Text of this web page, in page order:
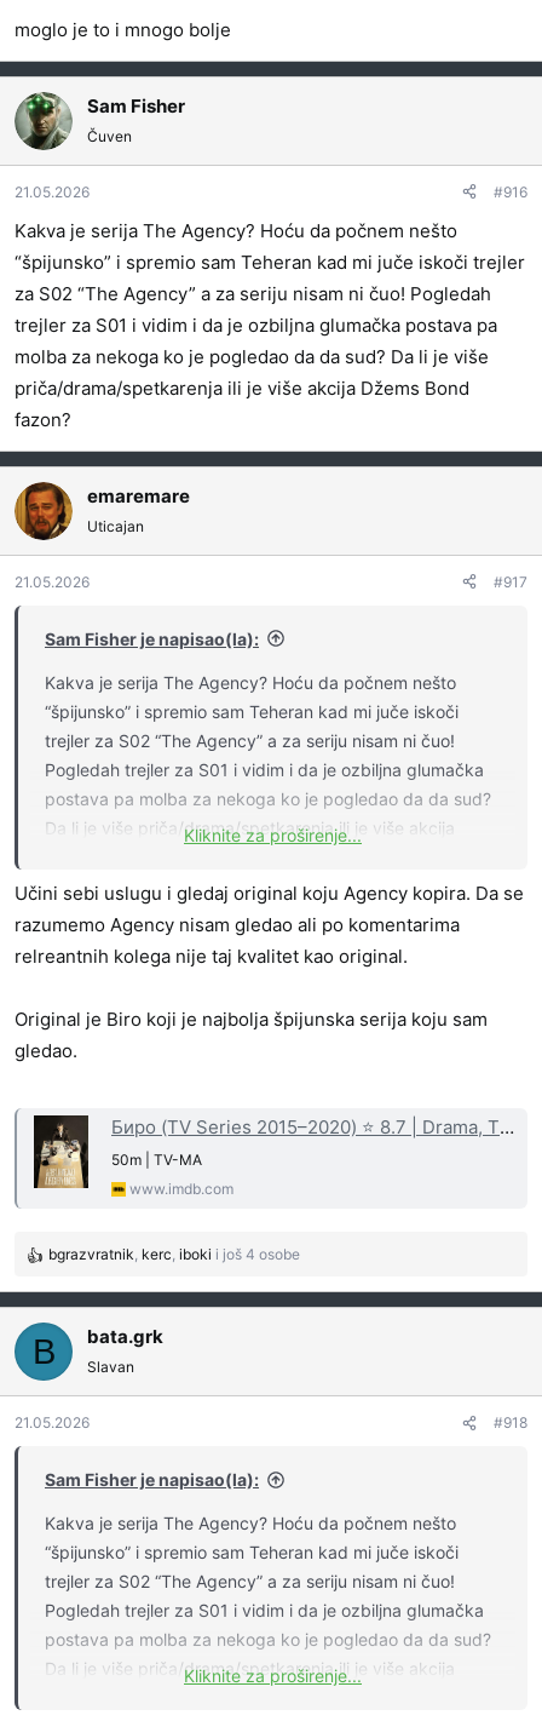
moglo je to i mnogo bolje
Sam Fisher
Čuven
21.05.2026 #916
Kakva je serija The Agency? Hoću da počnem nešto
“špijunsko” i spremio sam Teheran kad mi juče iskoči trejler
za S02 “The Agency” a za seriju nisam ni čuo! Pogledah
trejler za S01 i vidim i da je ozbiljna glumačka postava pa
molba za nekoga ko je pogledao da da sud? Da li je više
priča/drama/spetkarenja ili je više akcija Džems Bond
fazon?
emaremare
Uticajan
21.05.2026 #917
Sam Fisher je napisao(la):
Kakva je serija The Agency? Hoću da počnem nešto
“špijunsko” i spremio sam Teheran kad mi juče iskoči
trejler za S02 “The Agency” a za seriju nisam ni čuo!
Pogledah trejler za S01 i vidim i da je ozbiljna glumačka
postava pa molba za nekoga ko je pogledao da da sud?
Da li je više priča/drama/spetkarenja ili je više akcija
Kliknite za proširenje...
Učini sebi uslugu i gledaj original koju Agency kopira. Da se
razumemo Agency nisam gledao ali po komentarima
relreantnih kolega nije taj kvalitet kao original.
Original je Biro koji je najbolja špijunska serija koju sam
gledao.
Биро (TV Series 2015–2020) ⭐ 8.7 | Drama, Thriller
50m | TV-MA
www.imdb.com
R
e
a
g
v
a
n
bgrazvratnik, kerc, iboki i još 4 osobe
B bata.grk
Slavan
21.05.2026 #918
Sam Fisher je napisao(la):
Kakva je serija The Agency? Hoću da počnem nešto
“špijunsko” i spremio sam Teheran kad mi juče iskoči
trejler za S02 “The Agency” a za seriju nisam ni čuo!
Pogledah trejler za S01 i vidim i da je ozbiljna glumačka
postava pa molba za nekoga ko je pogledao da da sud?
Da li je više priča/drama/spetkarenja ili je više akcija
Kliknite za proširenje...